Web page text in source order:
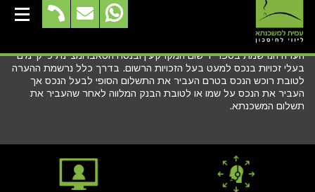
הערת אזהרה
הערה הנרשמת בספרי רישום המקרקעין ובנסח הטאבו ומציינת כי קיימים
בעלי זכויות בנכס למעט בעל הזכויות הרשום. בדרך כלל נרשמת ההערה
לטובת רוכש הנכס בטרם העביר את התשלום הסופי לבעל הנכס אך
העביר את הנכס על שמו או לטובת הבנק המלווה לאחר שהעביר את
תשלום המשכנתא.